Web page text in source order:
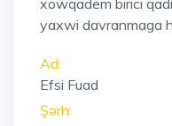
xowqadem birici
yaxwi davranmaga
Ad:
Efsi Fuad
Şərh: